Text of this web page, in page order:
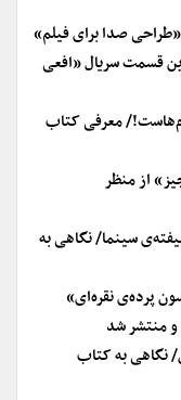
صدا برای فیلم»
قسمت سریال «افعی
معرفی کتاب
از منظر
سینما/ نگاهی به
پرده‌ی نقره‌ای»
منتشر شد
نگاهی به کتاب